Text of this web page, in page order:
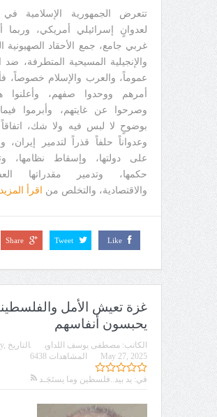
تتعرض الجمهورية الإسلامية في
لعدوانٍ إسرائيلي أمريكي، وربما
غربي جامع، جمع الأحقاد الصهيونية
والإنجيلية المسيحية المتطرفة،
عموماً، والعرب والإسلام خصوصاً،
أمرهم ووحدوا صفهم، وأعلنوا
وصرحوا عن غايتهم، وأبرموا فيما
بوضوحٍ لا لبس فيه ولا شك، اتفاقاً
وعدواناً حلفاً قذراً لتدمير إيران،
على دولتها، وإسقاط نظامها،
حكمها، وتدمير مقدراتها
والاقتصادية، والتخلص من
اقرأ المزيد
Like
Tweet
Share
غزة تعيش الأمل
يحبسون أنفاسهم
الكاتب: مصطفى يوسف اللداوي التاريخ
May 27, 2025
في: يد بيد..فلسطين وما يستَجَـد
المشاهدات 6438